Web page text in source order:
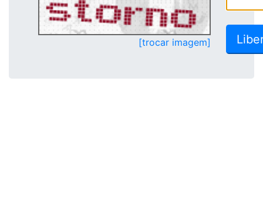
[trocar imagem]